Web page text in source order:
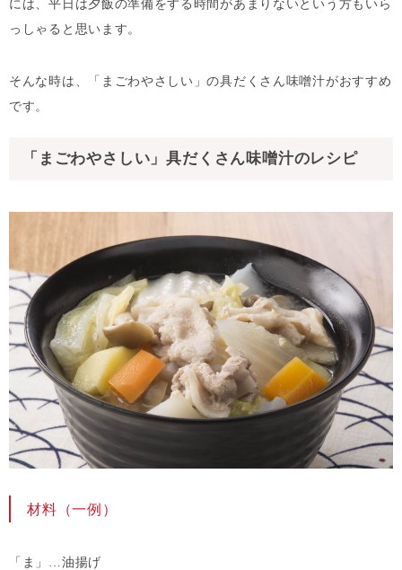
には、平日は夕飯の準備をする時間があまりないという方もいら
っしゃると思います。
そんな時は、「まごわやさしい」の具だくさん味噌汁がおすすめ
です。
「まごわやさしい」具だくさん味噌汁のレシピ
材料（一例）
「ま」…油揚げ